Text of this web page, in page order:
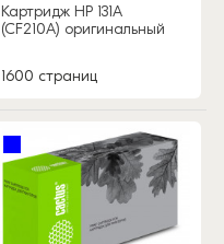
Картридж HP 131A
(CF210A) оригинальный
1600 страниц